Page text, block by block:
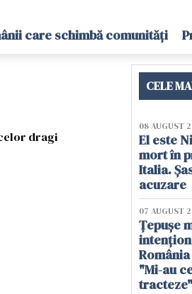
care schimbă comunități
dragi
CELE
08 AUGUST
El este
mort în
Italia.
acuzare
07 AUGUST
Țepușe
"Mi-au
tracteze"